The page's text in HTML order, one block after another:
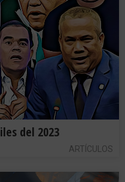
del 2023
ARTÍCULOS